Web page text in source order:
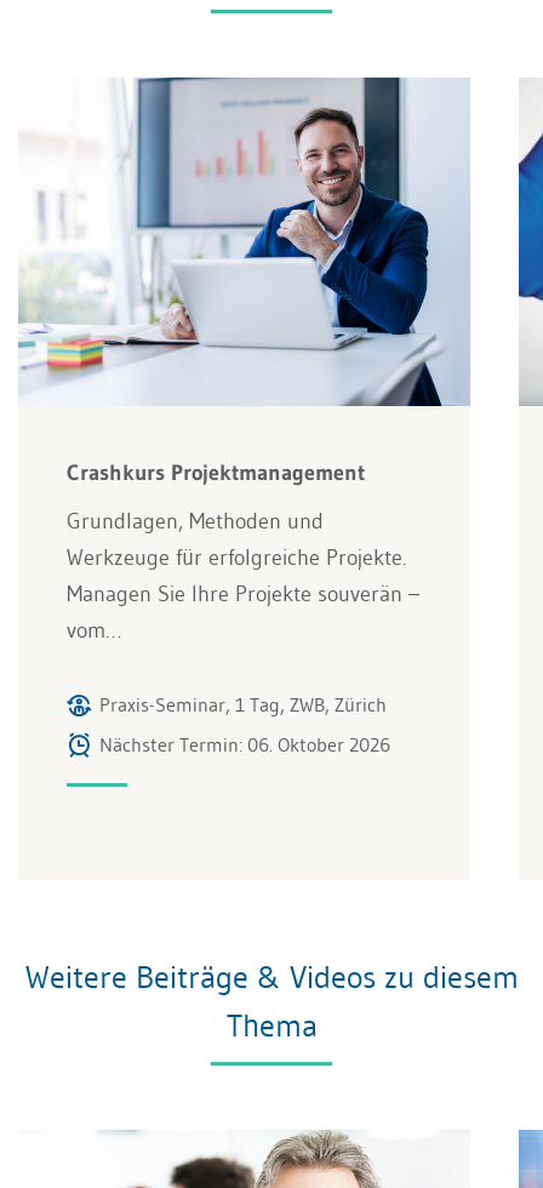
Crashkurs Projektmanagement
Grundlagen, Methoden und
Werkzeuge für erfolgreiche Projekte.
Managen Sie Ihre Projekte souverän –
vom…
Praxis-Seminar, 1 Tag, ZWB, Zürich
Nächster Termin: 06. Oktober 2026
Weitere Beiträge & Videos zu diesem
Thema